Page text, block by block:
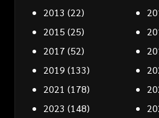
2013 (22)
2015 (25)
2017 (52)
2019 (133)
2021 (178)
2023 (148)